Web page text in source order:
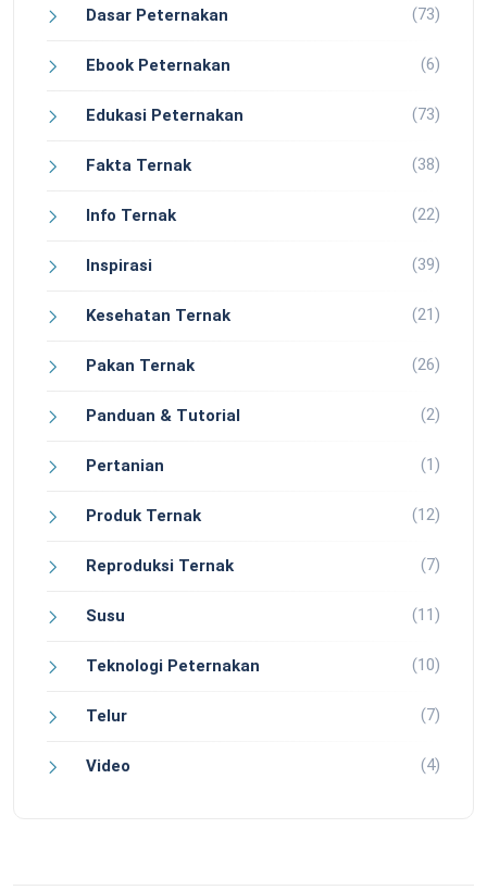
Dasar Peternakan (73)
Ebook Peternakan (6)
Edukasi Peternakan (73)
Fakta Ternak (38)
Info Ternak (22)
Inspirasi (39)
Kesehatan Ternak (21)
Pakan Ternak (26)
Panduan & Tutorial (2)
Pertanian (1)
Produk Ternak (12)
Reproduksi Ternak (7)
Susu (11)
Teknologi Peternakan (10)
Telur (7)
Video (4)